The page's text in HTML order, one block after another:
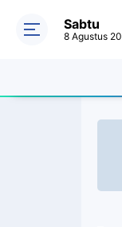
Sabtu
8 Agustus